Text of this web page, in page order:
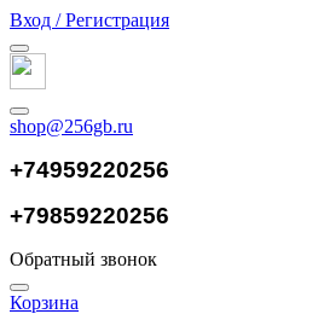
Вход / Регистрация
shop@256gb.ru
+74959220256
+79859220256
Обратный звонок
Корзина